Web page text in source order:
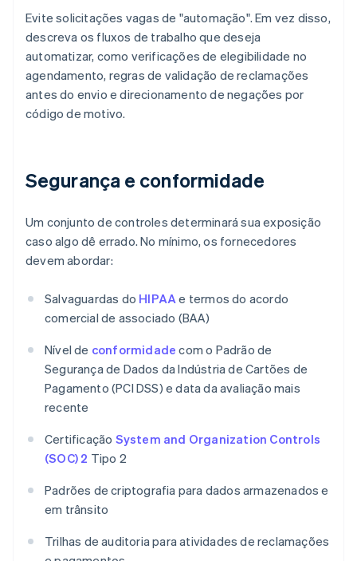
Evite solicitações vagas de "automação". Em vez disso,
descreva os fluxos de trabalho que deseja
automatizar, como verificações de elegibilidade no
agendamento, regras de validação de reclamações
antes do envio e direcionamento de negações por
código de motivo.
Segurança e conformidade
Um conjunto de controles determinará sua exposição
caso algo dê errado. No mínimo, os fornecedores
devem abordar:
Salvaguardas do HIPAAe termos do acordo
comercial de associado (BAA)
Nível de conformidade com o Padrão de
Segurança de Dados da Indústria de Cartões de
Pagamento (PCI DSS) e data da avaliação mais
recente
Certificação System and Organization Controls
(SOC) 2 Tipo 2
Padrões de criptografia para dados armazenados e
em trânsito
Trilhas de auditoria para atividades de reclamações